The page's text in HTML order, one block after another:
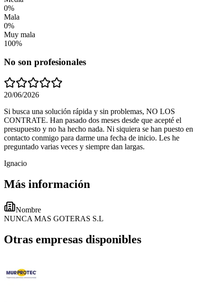
0%
Mala
0%
Muy mala
100%
No son profesionales
20/06/2026
Si busca una solución rápida y sin problemas, NO LOS
CONTRATE. Han pasado dos meses desde que acepté el
presupuesto y no ha hecho nada. Ni siquiera se han puesto en
contacto conmigo para darme una fecha de inicio. Les he
preguntado varias veces y siempre dan largas.
Ignacio
Más información
Nombre
NUNCA MAS GOTERAS S.L
Otras empresas disponibles